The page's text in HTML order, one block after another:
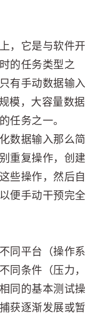
，它是与软件开
的任务类型之
有手动数据输入
模，大容量数据
任务之一。
数据输入那么简
重复操作，创建
些操作，然后自
便手动干预完全
同平台（操作系
同条件（压力，
同的基本测试操
获逐渐发展或暂